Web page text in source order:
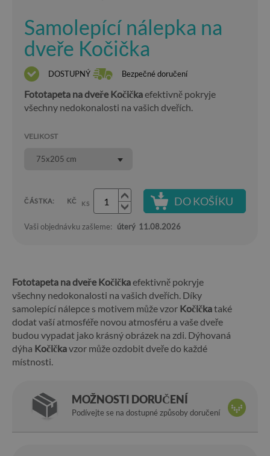
Samolepící nálepka na
dveře Kočička
DOSTUPNÝ Bezpečné doručení
Fototapeta na dveře Kočičkaefektivně pokryje
všechny nedokonalosti na vašich dveřích.
VELIKOST
75x205 cm
ČÁSTKA: KČ KS DO KOŠÍKU
Vaši objednávku zašleme: úterý 11.08.2026
Fototapeta na dveře Kočičkaefektivně pokryje
všechny nedokonalosti na vašich dveřích. Díky
samolepící nálepce s motivem může vzor Kočičkataké
dodat vaší atmosféře novou atmosféru a vaše dveře
budou vypadat jako krásný obrázek na zdi. Dýhovaná
dýha Kočičkavzor může ozdobit dveře do každé
místnosti.
MOŽNOSTI DORUČENÍ
Podívejte se na dostupné způsoby doručení